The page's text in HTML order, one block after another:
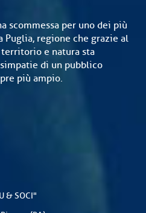
scommessa per uno dei più
regione che grazie al
e natura sta
di un pubblico
più ampio.
& SOCI"